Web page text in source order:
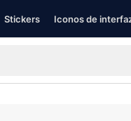
Stickers Iconos de